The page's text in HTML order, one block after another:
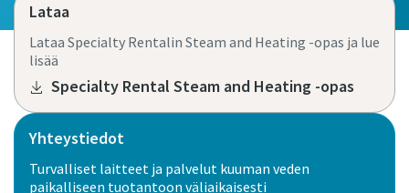
Lataa
Lataa Specialty Rentalin Steam and Heating -opas ja lue
lisää
Specialty Rental Steam and Heating -opas
Yhteystiedot
Turvalliset laitteet ja palvelut kuuman veden
paikalliseen tuotantoon väliaikaisesti